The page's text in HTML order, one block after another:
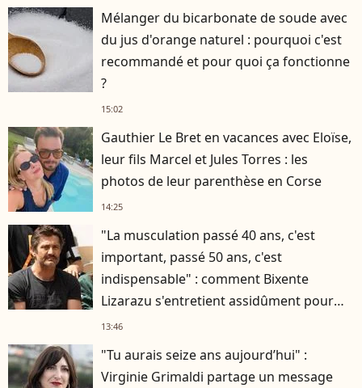
Mélanger du bicarbonate de soude avec
du jus d'orange naturel : pourquoi c'est
recommandé et pour quoi ça fonctionne
?
15:02
Gauthier Le Bret en vacances avec Eloïse,
leur fils Marcel et Jules Torres : les
photos de leur parenthèse en Corse
14:25
"La musculation passé 40 ans, c'est
important, passé 50 ans, c'est
indispensable" : comment Bixente
Lizarazu s'entretient assidûment pour
rester musclé à 56 ans ?
13:46
"Tu aurais seize ans aujourd’hui" :
Virginie Grimaldi partage un message